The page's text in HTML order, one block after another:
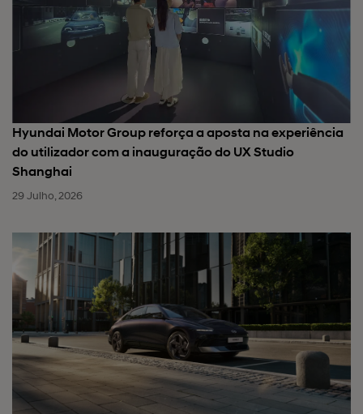
Hyundai Motor Group reforça a aposta na experiência
do utilizador com a inauguração do UX Studio
Shanghai
29 Julho, 2026